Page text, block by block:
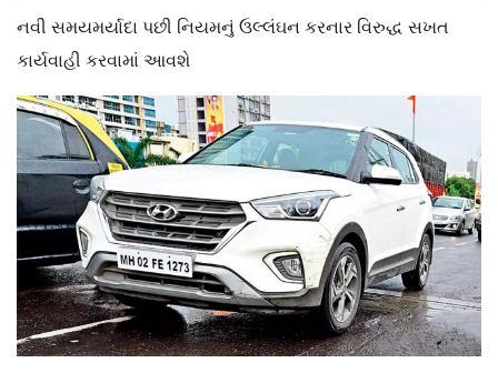
નવી સમયમર્યાદા પછી નિયમનું ઉલ્લંઘન કરનાર વિરુદ્ધ સખત
કાર્યવાહી કરવામાં આવશે